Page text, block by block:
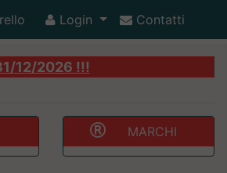
Login Contatti
12/2026 !!!
MARCHI